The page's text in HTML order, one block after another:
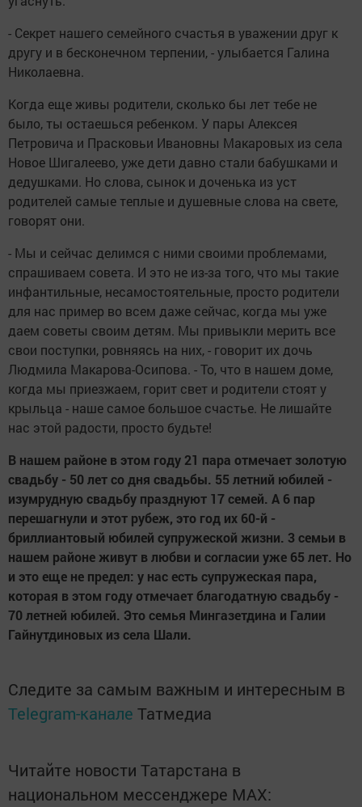
- Секрет нашего семейного счастья в уважении друг к
другу и в бесконечном терпении, - улыбается Галина
Николаевна.
Когда еще живы родители, сколько бы лет тебе не
было, ты остаешься ребенком. У пары Алексея
Петровича и Прасковьи Ивановны Макаровых из села
Новое Шигалеево, уже дети давно стали бабушками и
дедушками. Но слова, сынок и доченька из уст
родителей самые теплые и душевные слова на свете,
говорят они.
- Мы и сейчас делимся с ними своими проблемами,
спрашиваем совета. И это не из-за того, что мы такие
инфантильные, несамостоятельные, просто родители
для нас пример во всем даже сейчас, когда мы уже
даем советы своим детям. Мы привыкли мерить все
свои поступки, ровняясь на них, - говорит их дочь
Людмила Макарова-Осипова. - То, что в нашем доме,
когда мы приезжаем, горит свет и родители стоят у
крыльца - наше самое большое счастье. Не лишайте
нас этой радости, просто будьте!
В нашем районе в этом году 21 пара отмечает золотую
свадьбу - 50 лет со дня свадьбы. 55 летний юбилей -
изумрудную свадьбу празднуют 17 семей. А 6 пар
перешагнули и этот рубеж, это год их 60-й -
бриллиантовый юбилей супружеской жизни. 3 семьи в
нашем районе живут в любви и согласии уже 65 лет. Но
и это еще не предел: у нас есть супружеская пара,
которая в этом году отмечает благодатную свадьбу -
70 летней юбилей. Это семья Мингазетдина и Галии
Гайнутдиновых из села Шали.
Следите за самым важным и интересным в
Telegram-канале Татмедиа
Читайте новости Татарстана в
национальном мессенджере MАХ: